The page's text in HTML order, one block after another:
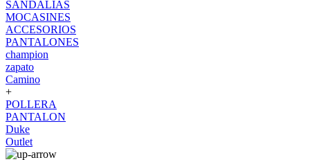
SANDALIAS
MOCASINES
ACCESORIOS
PANTALONES
champion
zapato
Camino
+
POLLERA
PANTALON
Duke
Outlet